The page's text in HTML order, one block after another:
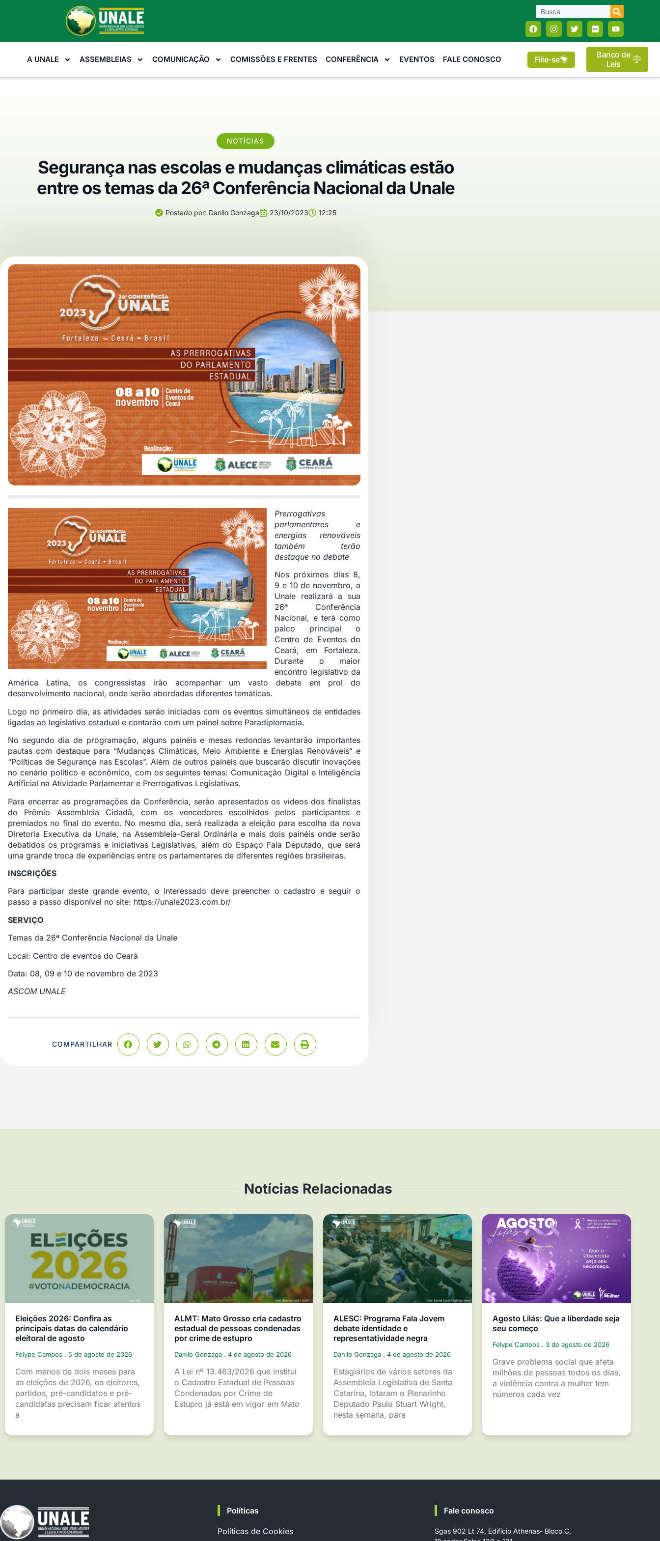
A UNALE ASSEMBLEIAS COMUNICAÇÃO COMISSÕES E FRENTES CONFERÊNCIA EVENTOS FALE CONOSCO Filie-se
Banco de
Leis
NOTÍCIAS
Segurança nas escolas e mudanças climáticas estão
entre os temas da 26ª Conferência Nacional da Unale
Postado por: Danilo Gonzaga 23/10/2023 12:25
Prerrogativas
parlamentares e
energias renováveis
também terão
destaque no debate
Nos próximos dias 8,
9 e 10 de novembro, a
Unale realizará a sua
26ª Conferência
Nacional, e terá como
palco principal o
Centro de Eventos do
Ceará, em Fortaleza.
Durante o maior
encontro legislativo da
América Latina, os congressistas irão acompanhar um vasto debate em prol do
desenvolvimento nacional, onde serão abordadas diferentes temáticas.
Logo no primeiro dia, as atividades serão iniciadas com os eventos simultâneos de entidades
ligadas ao legislativo estadual e contarão com um painel sobre Paradiplomacia.
No segundo dia de programação, alguns painéis e mesas redondas levantarão importantes
pautas com destaque para “Mudanças Climáticas, Meio Ambiente e Energias Renováveis” e
“Políticas de Segurança nas Escolas”. Além de outros painéis que buscarão discutir inovações
no cenário político e econômico, com os seguintes temas: Comunicação Digital e Inteligência
Artificial na Atividade Parlamentar e Prerrogativas Legislativas.
Para encerrar as programações da Conferência, serão apresentados os vídeos dos finalistas
do Prêmio Assembleia Cidadã, com os vencedores escolhidos pelos participantes e
premiados no final do evento. No mesmo dia, será realizada a eleição para escolha da nova
Diretoria Executiva da Unale, na Assembleia-Geral Ordinária e mais dois painéis onde serão
debatidos os programas e iniciativas Legislativas, além do Espaço Fala Deputado, que será
uma grande troca de experiências entre os parlamentares de diferentes regiões brasileiras.
INSCRIÇÕES
Para participar deste grande evento, o interessado deve preencher o cadastro e seguir o
passo a passo disponível no site: https://unale2023.com.br/
SERVIÇO
Temas da 26ª Conferência Nacional da Unale
Local: Centro de eventos do Ceará
Data: 08, 09 e 10 de novembro de 2023
ASCOM UNALE
COMPARTILHAR
Notícias Relacionadas
Eleições 2026: Confira as
principais datas do calendário
eleitoral de agosto
Felype Campos 5 de agosto de 2026
Com menos de dois meses para
as eleições de 2026, os eleitores,
partidos, pré-candidatos e pré-
candidatas precisam ficar atentos
a
ALMT: Mato Grosso cria cadastro
estadual de pessoas condenadas
por crime de estupro
Danilo Gonzaga 4 de agosto de 2026
A Lei nº 13.463/2026 que institui
o Cadastro Estadual de Pessoas
Condenadas por Crime de
Estupro já está em vigor em Mato
ALESC: Programa Fala Jovem
debate identidade e
representatividade negra
Danilo Gonzaga 4 de agosto de 2026
Estagiários de vários setores da
Assembleia Legislativa de Santa
Catarina, lotaram o Plenarinho
Deputado Paulo Stuart Wright,
nesta semana, para
Agosto Lilás: Que a liberdade seja
seu começo
Felype Campos 3 de agosto de 2026
Grave problema social que afeta
milhões de pessoas todos os dias,
a violência contra a mulher tem
números cada vez
Políticas
Políticas de Cookies
Fale conosco
Sgas 902 Lt 74, Edifício Athenas- Bloco C,